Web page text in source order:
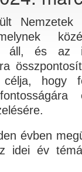
Nemzetek
áll, és
célja,
évben
idei év